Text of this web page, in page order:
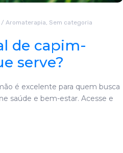
/ Aromaterapia Sem categoria
de capim-
serve?
é excelente para quem busca
saúde e bem-estar. Acesse e